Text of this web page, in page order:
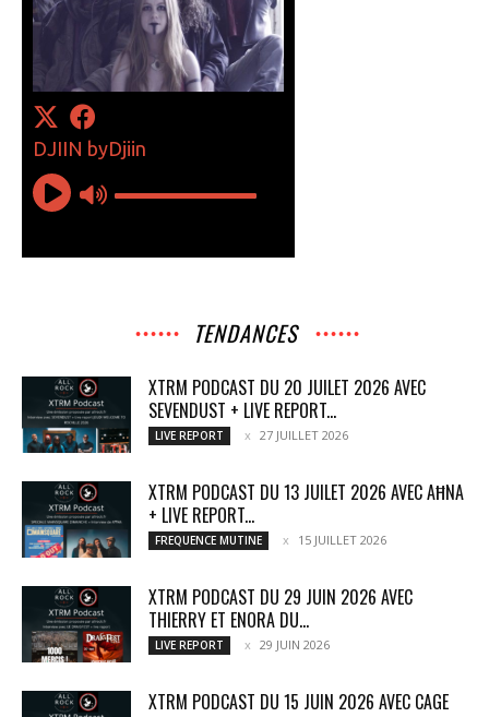
TENDANCES
XTRM PODCAST DU 20 JUILET 2026 AVEC
SEVENDUST + LIVE REPORT...
LIVE REPORT 27 JUILLET 2026
XTRM PODCAST DU 13 JUILET 2026 AVEC AĦNA
+ LIVE REPORT...
FREQUENCE MUTINE 15 JUILLET 2026
XTRM PODCAST DU 29 JUIN 2026 AVEC
THIERRY ET ENORA DU...
LIVE REPORT 29 JUIN 2026
XTRM PODCAST DU 15 JUIN 2026 AVEC CAGE